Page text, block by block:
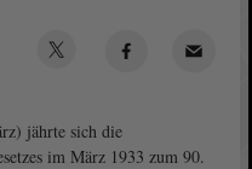
jährte sich die
im März 1933 zum 90.